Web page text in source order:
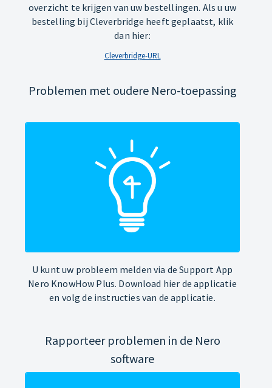
overzicht te krijgen van uw bestellingen. Als u uw
bestelling bij Cleverbridge heeft geplaatst, klik
dan hier:
Cleverbridge-URL
Problemen met oudere Nero-toepassing
U kunt uw probleem melden via de Support App
Nero KnowHow Plus. Download hier de applicatie
en volg de instructies van de applicatie.
Rapporteer problemen in de Nero
software